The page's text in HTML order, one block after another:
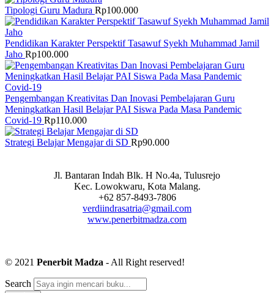
Tipologi Guru Madura Rp100.000
Pendidikan Karakter Perspektif Tasawuf Syekh Muhammad Jamil
Jaho Rp100.000
Pengembangan Kreativitas Dan Inovasi Pembelajaran Guru
Meningkatkan Hasil Belajar PAI Siswa Pada Masa Pandemic
Covid-19 Rp110.000
Strategi Belajar Mengajar di SD Rp90.000
Jl. Bantaran Indah Blk. H No.4a, Tulusrejo
Kec. Lowokwaru, Kota Malang.
+62 857-8493-7806
verdiindrasatria@gmail.com
www.penerbitmadza.com
© 2021 Penerbit Madza - All Right reserved!
Search